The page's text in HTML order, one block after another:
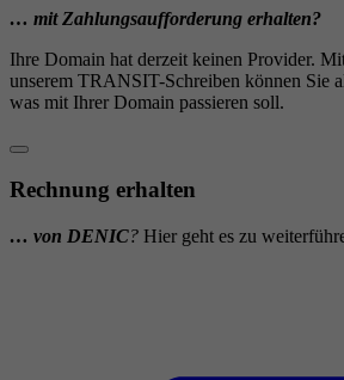
… mit Zahlungsaufforderung erhalten?
Ihre Domain hat derzeit keinen Provider.
unserem TRANSIT-Schreiben können Sie
was mit Ihrer Domain passieren soll.
Rechnung erhalten
… von DENIC? Hier geht es zu